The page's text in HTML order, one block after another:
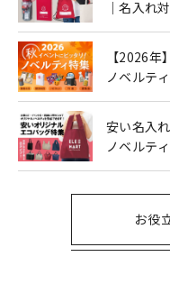
｜名入れ
【2026
ノベルテ
安い名入
ノベルテ
お役